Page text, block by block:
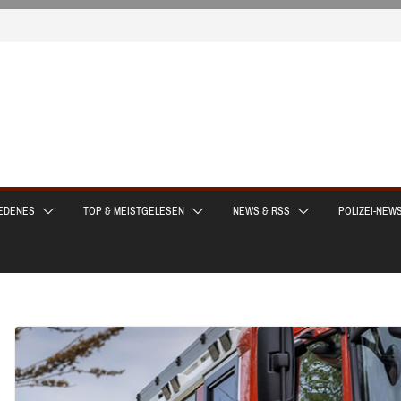
TOP & MEISTGELESEN NEWS & RSS POLIZEI-NEWS